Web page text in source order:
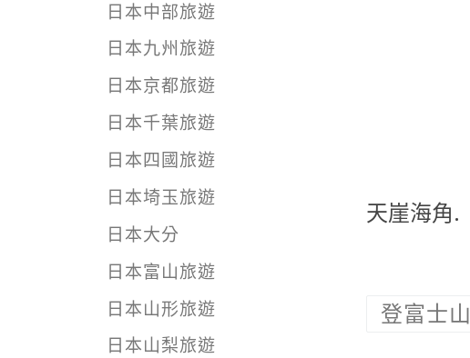
天崖海角.
登富士山
日本中部旅遊
日本九州旅遊
日本京都旅遊
日本千葉旅遊
日本四國旅遊
日本埼玉旅遊
日本大分
日本富山旅遊
日本山形旅遊
日本山梨旅遊